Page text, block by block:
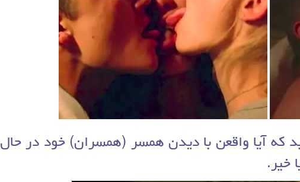
که آیا واقعن با دیدن همسر (همسران) خود در حال
خیر.